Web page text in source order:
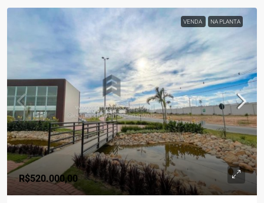
VENDA NA PLANTA
R$520.000,00